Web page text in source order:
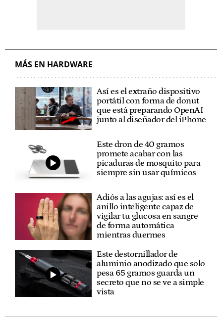
MÁS EN HARDWARE
Así es el extraño dispositivo
portátil con forma de donut
que está preparando OpenAI
junto al diseñador del iPhone
Este dron de 40 gramos
promete acabar con las
picaduras de mosquito para
siempre sin usar químicos
Adiós a las agujas: así es el
anillo inteligente capaz de
vigilar tu glucosa en sangre
de forma automática
mientras duermes
Este destornillador de
aluminio anodizado que solo
pesa 65 gramos guarda un
secreto que no se ve a simple
vista